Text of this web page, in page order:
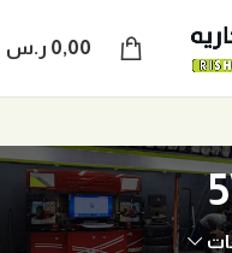
0,00 ر.س